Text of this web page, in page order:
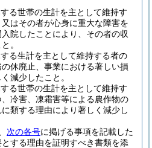
る世帯の生計を主として維持す
はその者が心身に重大な障害を
院したことにより、その者の収
。
る生計を主として維持する者の
休廃止、事業における著しい損
減少したこと。
る世帯の生計を主として維持す
冷害、凍霜害等による農作物の
類する理由により著しく減少し
次の各号に掲げる事項を記載した
する理由を証明すべき書類を添